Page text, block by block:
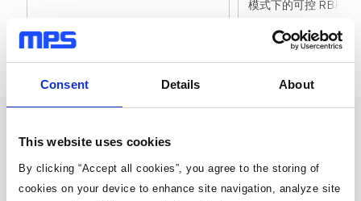
Consent Details About
This website uses cookies
By clicking “Accept all cookies”, you agree to the storing of
cookies on your device to enhance site navigation, analyze site
模式下的可控 RBFET
页面 1 为 25
元件库，封装库和 3D 模型